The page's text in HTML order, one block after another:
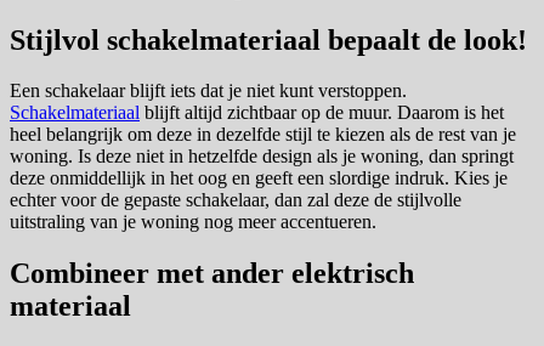
Stijlvol schakelmateriaal bepaalt de look!
Een schakelaar blijft iets dat je niet kunt verstoppen.
Schakelmateriaal blijft altijd zichtbaar op de muur. Daarom is het
heel belangrijk om deze in dezelfde stijl te kiezen als de rest van je
woning. Is deze niet in hetzelfde design als je woning, dan springt
deze onmiddellijk in het oog en geeft een slordige indruk. Kies je
echter voor de gepaste schakelaar, dan zal deze de stijlvolle
uitstraling van je woning nog meer accentueren.
Combineer met ander elektrisch
materiaal